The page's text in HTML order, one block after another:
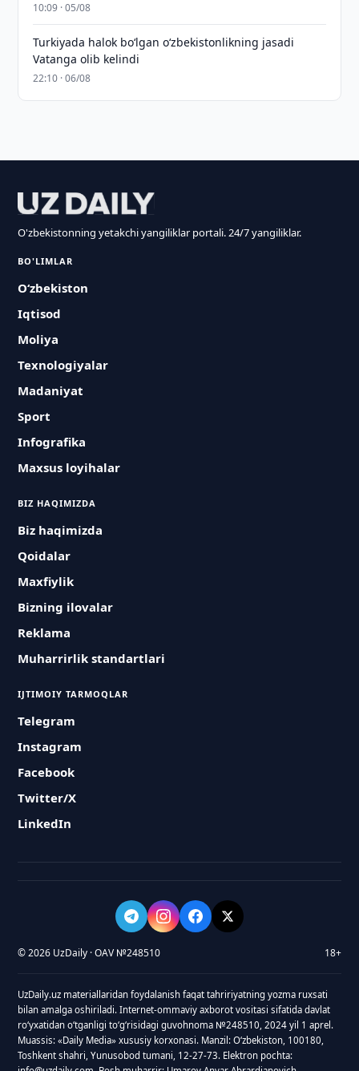
10:09 · 05/08
Turkiyada halok bo‘lgan o‘zbekistonlikning jasadi
Vatanga olib kelindi
22:10 · 06/08
O'zbekistonning yetakchi yangiliklar portali. 24/7 yangiliklar.
BO'LIMLAR
O‘zbekiston
Iqtisod
Moliya
Texnologiyalar
Madaniyat
Sport
Infografika
Maxsus loyihalar
BIZ HAQIMIZDA
Biz haqimizda
Qoidalar
Maxfiylik
Bizning ilovalar
Reklama
Muharrirlik standartlari
IJTIMOIY TARMOQLAR
Telegram
Instagram
Facebook
Twitter/X
LinkedIn
© 2026 UzDaily · OAV №248510 18+
UzDaily.uz materiallaridan foydalanish faqat tahririyatning yozma ruxsati
bilan amalga oshiriladi. Internet-ommaviy axborot vositasi sifatida davlat
roʻyxatidan oʻtganligi toʻgʻrisidagi guvohnoma №248510, 2024 yil 1 aprel.
Muassis: «Daily Media» xususiy korxonasi. Manzil: Oʻzbekiston, 100180,
Toshkent shahri, Yunusobod tumani, 12-27-73. Elektron pochta: